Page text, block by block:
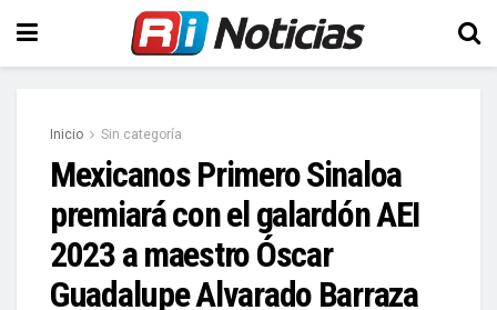
Inicio Sin categoría
Mexicanos Primero Sinaloa
premiará con el galardón AEI
2023 a maestro Óscar
Guadalupe Alvarado Barraza